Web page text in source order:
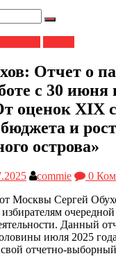
Отчет о
с 30 июня
оценок XIX
и
острова»
commie
0
Москвы Сергей
очередной
Данный
июля 2025
отчетно-выборный